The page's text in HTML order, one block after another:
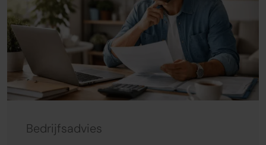
Bedrijfsadvies